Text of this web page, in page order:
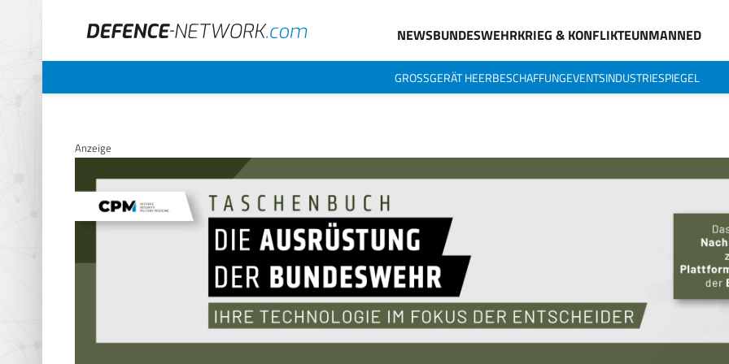
NEWSBUNDESWEHRKRIEG & KONFLIKTEUNMANNED
GROSSGERÄT HEERBESCHAFFUNGEVENTSINDUSTRIESPIEGEL
Anzeige